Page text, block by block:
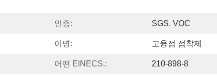
인증: SGS, VOC
이명: 고융점 접착제
어떤 EINECS.: 210-898-8